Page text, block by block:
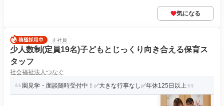
気になる
正社員
少人数制(定員19名)子どもとじっくり向き合える保育ス
タッフ
社会福祉法人つなぐ
園見学・面談随時受付中！✅大きな行事なし✅年休125日以上